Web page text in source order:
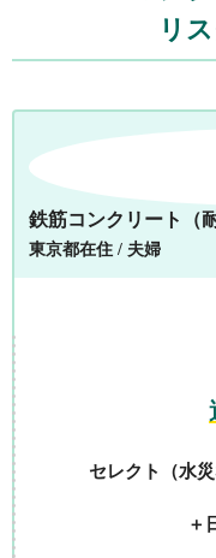
リ
鉄筋コンクリート（
東京都在住 / 夫婦
セレクト（水
＋